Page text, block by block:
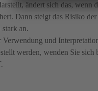
ändert sich das, wenn
Dann steigt das Risiko
an.
und
werden, wenden Sie sich